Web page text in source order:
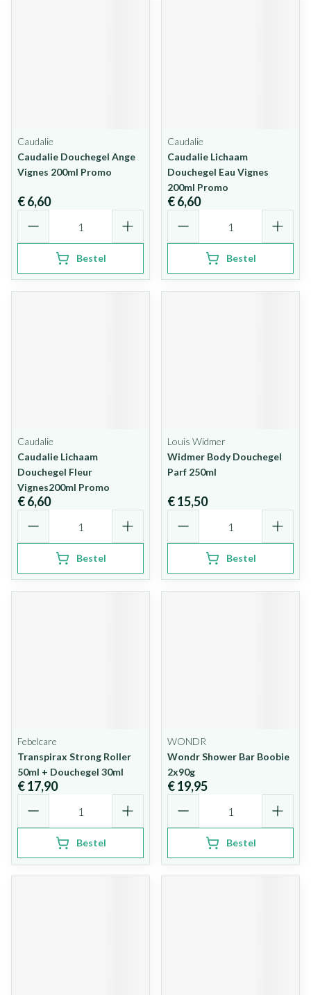
Caudalie
Caudalie Douchegel Ange
Vignes 200ml Promo
€ 6,60
Bestel
Caudalie
Caudalie Lichaam
Douchegel Eau Vignes
200ml Promo
€ 6,60
Bestel
Caudalie
Caudalie Lichaam
Douchegel Fleur
Vignes200ml Promo
€ 6,60
Bestel
Louis Widmer
Widmer Body Douchegel
Parf 250ml
€ 15,50
Bestel
Febelcare
Transpirax Strong Roller
50ml + Douchegel 30ml
€ 17,90
Bestel
WONDR
Wondr Shower Bar Boobie
2x90g
€ 19,95
Bestel